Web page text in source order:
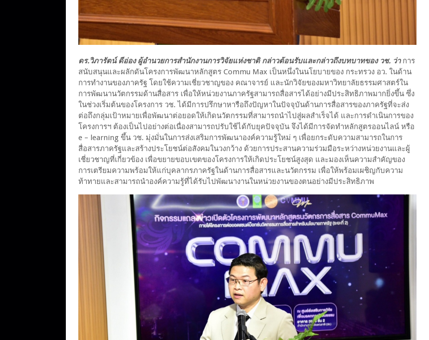
ดร.วิภารัตน์ ดีอ่อง ผู้อำนวยการสำนักงานการวิจัยแห่งชาติ กล่าวต้อนรับและกล่าวถึงบทบาทของ วช. ว่าการ
สนับสนุนและผลักดันโครงการพัฒนาหลักสูตร Commu Max เป็นหนึ่งในนโยบายของ กระทรวง อว. ในด้าน
การทำงานของภาครัฐ โดยใช้ความเชี่ยวชาญของ คณาจารย์ และนักวิจัยของมหาวิทยาลัยธรรมศาสตร์ใน
การพัฒนานวัตกรรมด้านสื่อสาร เพื่อให้หน่วยงานภาครัฐสามารถสื่อสารได้อย่างมีประสิทธิภาพมากยิ่งขึ้น ซึ่ง
ในช่วงเริ่มต้นของโครงการ วช. ได้มีการปรึกษาหารือถึงปัญหาในปัจจุบันด้านการสื่อสารของภาครัฐที่จะส่ง
ต่อถึงกลุ่มเป้าหมายเพื่อพัฒนาต่อยอดให้เกิดนวัตกรรมที่สามารถนำไปสู่ผลสำเร็จได้ และการดำเนินการของ
โครงการฯ ต้องเป็นไปอย่างต่อเนื่องสามารถปรับใช้ได้กับยุคปัจจุบัน จึงได้มีการจัดทำหลักสูตรออนไลน์ หรือ
e – learning ขึ้น วช. มุ่งมั่นในการส่งเสริมการพัฒนาองค์ความรู้ใหม่ ๆ เพื่อยกระดับความสามารถในการ
สื่อสารภาครัฐและสร้างประโยชน์ต่อสังคมในวงกว้าง ด้วยการประสานความร่วมมือระหว่างหน่วยงานและผู้
เชี่ยวชาญที่เกี่ยวข้อง เพื่อขยายขอบเขตของโครงการให้เกิดประโยชน์สูงสุด และมองเห็นความสำคัญของ
การเตรียมความพร้อมให้แก่บุคลากรภาครัฐในด้านการสื่อสารและนวัตกรรม เพื่อให้พร้อมเผชิญกับความ
ท้าทายและสามารถนำองค์ความรู้ที่ได้รับไปพัฒนางานในหน่วยงานของตนอย่างมีประสิทธิภาพ